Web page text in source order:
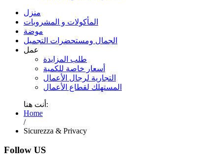
منزل
المأكولات و المشروبات
موضة
الجمال ومستحضرات التجميل
عمل
طلب المزايدة
أسعار خاصة للكمية
التجارية لرجال الأعمال
المستهلك لقطاع الأعمال
أنت هنا:
Home
/
Sicurezza & Privacy
Follow US